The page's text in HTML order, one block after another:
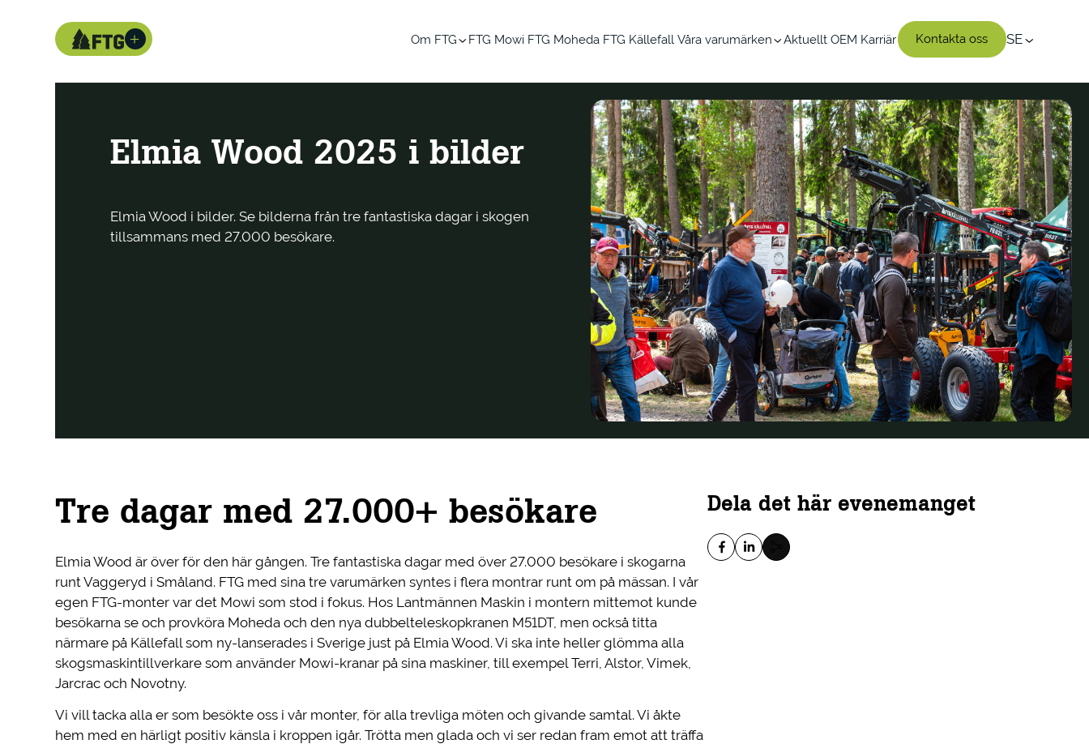
Om FTG FTG Mowi FTG Moheda FTG Källefall Våra varumärken Aktuellt OEM Karriär Kontakta oss SE
Elmia Wood 2025 i bilder
Elmia Wood i bilder. Se bilderna från tre fantastiska dagar i skogen
tillsammans med 27.000 besökare.
Tre dagar med 27.000+ besökare
Elmia Wood är över för den här gången. Tre fantastiska dagar med över 27.000 besökare i skogarna
runt Vaggeryd i Småland. FTG med sina tre varumärken syntes i flera montrar runt om på mässan. I vår
egen FTG-monter var det Mowi som stod i fokus. Hos Lantmännen Maskin i montern mittemot kunde
besökarna se och provköra Moheda och den nya dubbelteleskopkranen M51DT, men också titta
närmare på Källefall som ny-lanserades i Sverige just på Elmia Wood. Vi ska inte heller glömma alla
skogsmaskintillverkare som använder Mowi-kranar på sina maskiner, till exempel Terri, Alstor, Vimek,
Jarcrac och Novotny.
Vi vill tacka alla er som besökte oss i vår monter, för alla trevliga möten och givande samtal. Vi åkte
hem med en härligt positiv känsla i kroppen igår. Trötta men glada och vi ser redan fram emot att träffa
Dela det här evenemanget